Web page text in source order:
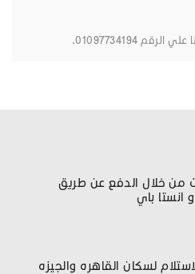
01097734194.
من خلال الدفع عن طريق
انستا باي
لسكان القاهره والجيزه